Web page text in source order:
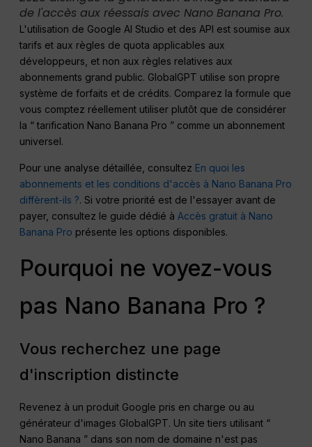
de l'accès aux réessais avec Nano Banana Pro.
L'utilisation de Google AI Studio et des API est soumise aux
tarifs et aux règles de quota applicables aux
développeurs, et non aux règles relatives aux
abonnements grand public. GlobalGPT utilise son propre
système de forfaits et de crédits. Comparez la formule que
vous comptez réellement utiliser plutôt que de considérer
la “ tarification Nano Banana Pro ” comme un abonnement
universel.
Pour une analyse détaillée, consultez En quoi les
abonnements et les conditions d'accès à Nano Banana Pro
diffèrent-ils ?. Si votre priorité est de l'essayer avant de
payer, consultez le guide dédié àAccès gratuit à Nano
Banana Pro présente les options disponibles.
Pourquoi ne voyez-vous
pas Nano Banana Pro ?
Vous recherchez une page
d'inscription distincte
Revenez à un produit Google pris en charge ou au
générateur d'images GlobalGPT. Un site tiers utilisant “
Nano Banana ” dans son nom de domaine n'est pas